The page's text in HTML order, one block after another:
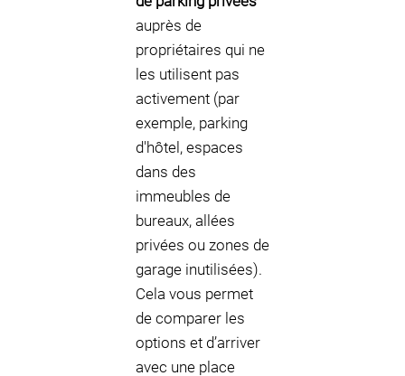
auprès de
propriétaires qui ne
les utilisent pas
activement (par
exemple, parking
d'hôtel, espaces
dans des
immeubles de
bureaux, allées
privées ou zones de
garage inutilisées).
Cela vous permet
de comparer les
options et d’arriver
avec une place